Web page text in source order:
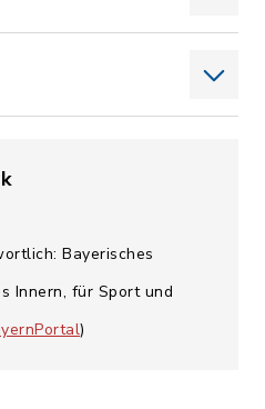
Bayerisches
Innern, für Sport und
)